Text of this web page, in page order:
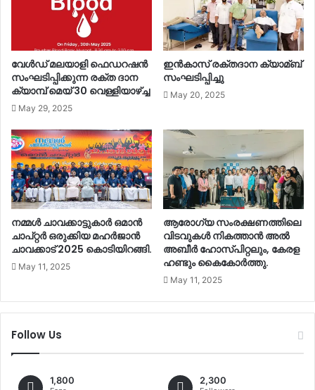
വേൾഡ് മലയാളി ഫെഡറഷൻ
സംഘടിപ്പിക്കുന്ന രക്ത ദാന
ക്യാമ്പ് മെയ്‌ 30 വെള്ളിയാഴ്ച്ച
May 29, 2025
ഇൻകാസ് രക്തദാന ക്യാമ്ബ്
സംഘടിപ്പിച്ചു
May 20, 2025
നമ്മൾ ചാവക്കാട്ടുകാർ ഒമാൻ
ചാപ്റ്റർ ഒരുക്കിയ മഹർജാൻ
ചാവക്കാട് 2025 കൊടിയിറങ്ങി.
May 11, 2025
ആരോഗ്യ സംരക്ഷണത്തിലെ
വിടവുകൾ നികത്താൻ അൽ
അബീർ ഹോസ്പിറ്റലും, കേരള
ഹണ്ടും കൈകോർത്തു.
May 11, 2025
Follow Us
1,800 2,300